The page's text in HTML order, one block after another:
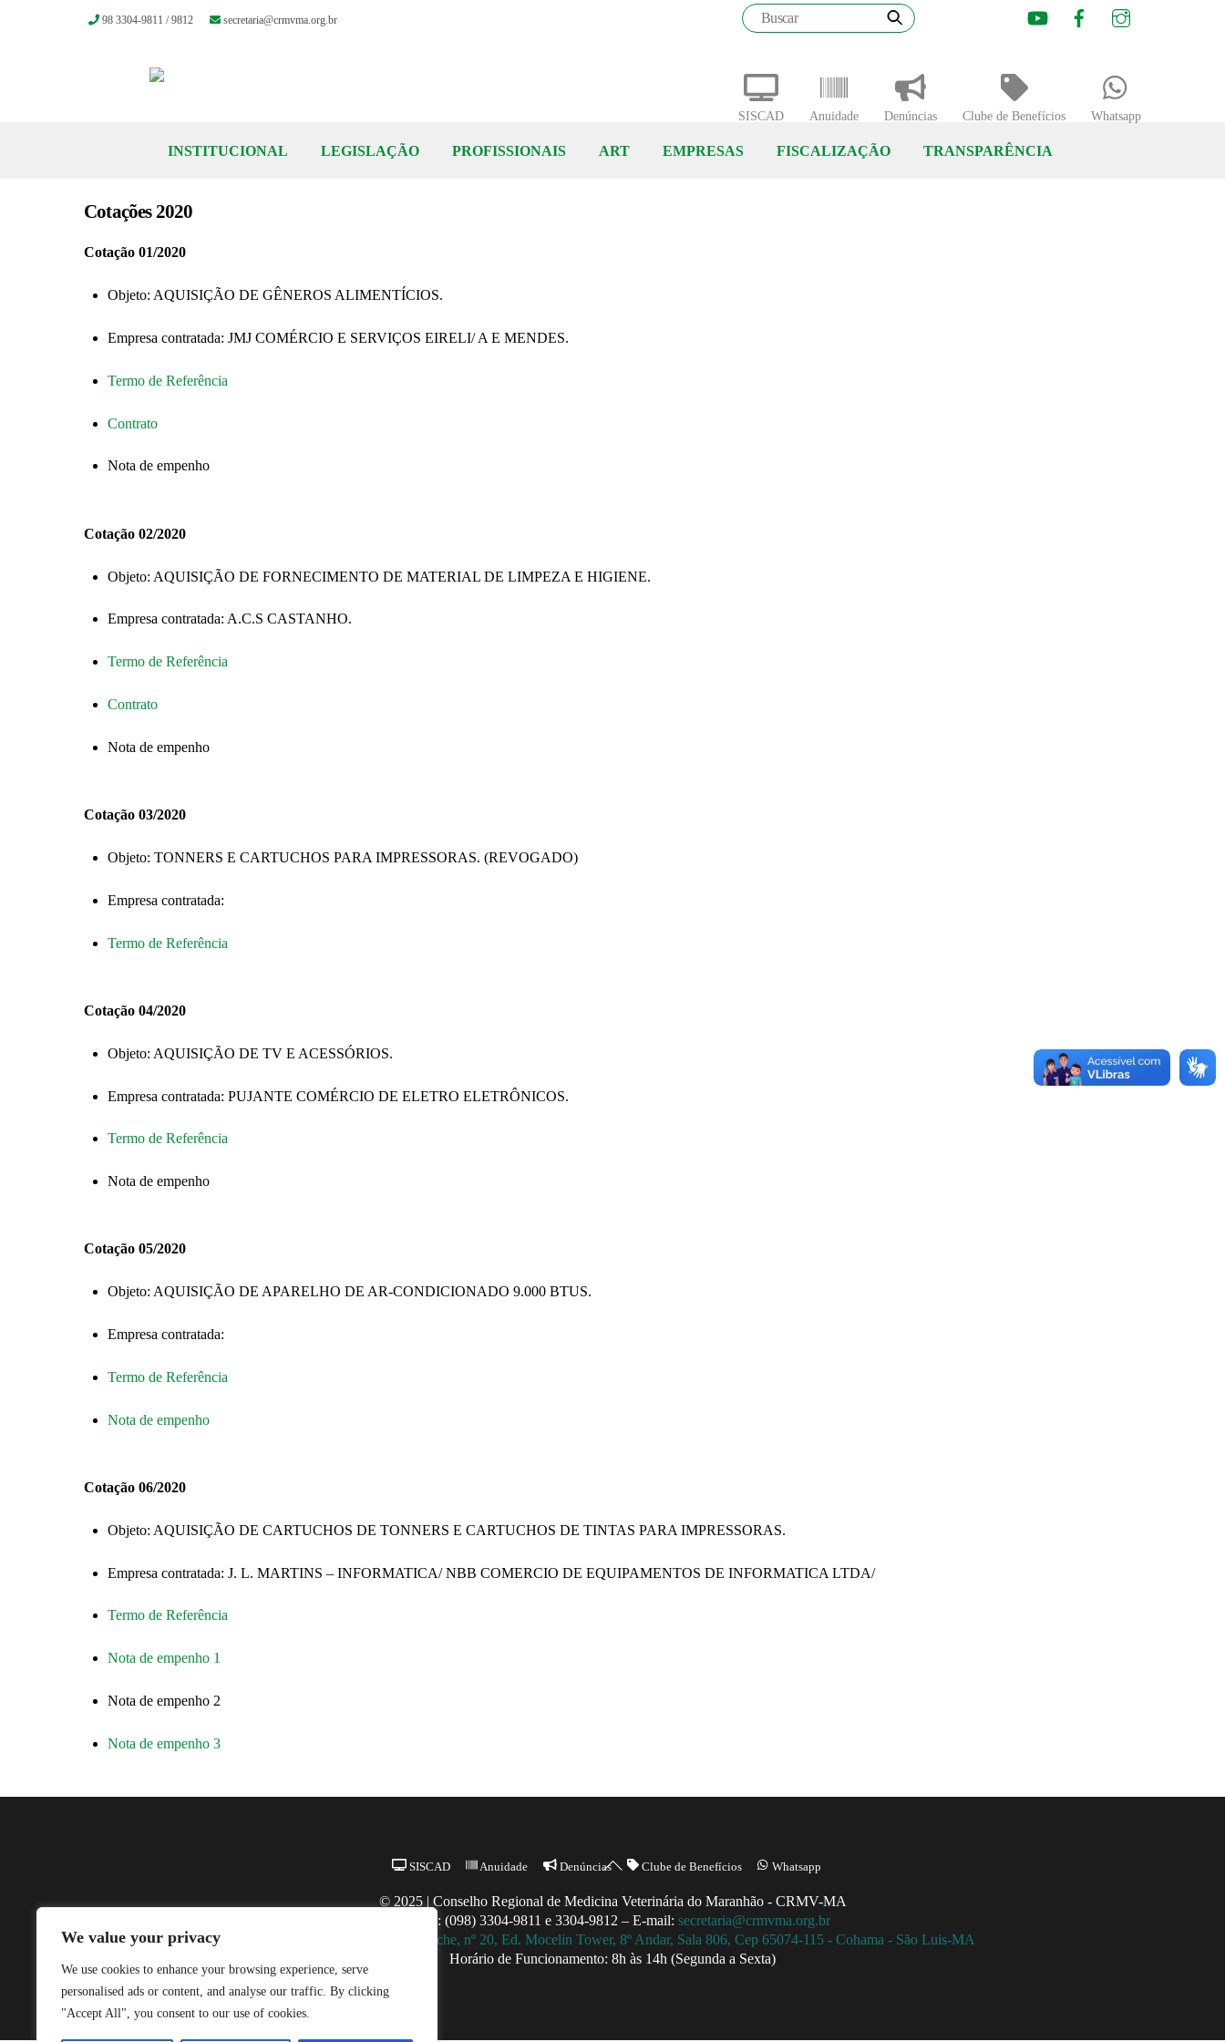
We value your privacy
We use cookies to enhance your browsing experience, serve
personalised ads or content, and analyse our traffic. By clicking
"Accept All", you consent to our use of cookies.
INSTITUCIONAL LEGISLAÇÃO PROFISSIONAIS ART EMPRESAS FISCALIZAÇÃO TRANSPARÊNCIA
SISCAD Anuidade Denúncias Clube de Benefícios Whatsapp
98 3304-9811 / 9812 secretaria@crmvma.org.br
Youtube Facebook
Cotações 2020
Cotação 01/2020
Objeto: AQUISIÇÃO DE GÊNEROS ALIMENTÍCIOS.
Empresa contratada: JMJ COMÉRCIO E SERVIÇOS EIRELI/ A E MENDES.
Termo de Referência
Contrato
Nota de empenho
Cotação 02/2020
Objeto: AQUISIÇÃO DE FORNECIMENTO DE MATERIAL DE LIMPEZA E HIGIENE.
Empresa contratada: A.C.S CASTANHO.
Termo de Referência
Contrato
Nota de empenho
Cotação 03/2020
Objeto: TONNERS E CARTUCHOS PARA IMPRESSORAS. (REVOGADO)
Empresa contratada:
Termo de Referência
Cotação 04/2020
Objeto: AQUISIÇÃO DE TV E ACESSÓRIOS.
Empresa contratada: PUJANTE COMÉRCIO DE ELETRO ELETRÔNICOS.
Termo de Referência
Nota de empenho
Cotação 05/2020
Objeto: AQUISIÇÃO DE APARELHO DE AR-CONDICIONADO 9.000 BTUS.
Empresa contratada:
Termo de Referência
Nota de empenho
Cotação 06/2020
Objeto: AQUISIÇÃO DE CARTUCHOS DE TONNERS E CARTUCHOS DE TINTAS PARA IMPRESSORAS.
Empresa contratada: J. L. MARTINS – INFORMATICA/ NBB COMERCIO DE EQUIPAMENTOS DE INFORMATICA LTDA/
Termo de Referência
Nota de empenho 1
Nota de empenho 2
Nota de empenho 3
Back
Top
SISCAD Anuidade Denúncias Clube de Benefícios Whatsapp
© 2025 | Conselho Regional de Medicina Veterinária do Maranhão - CRMV-MA
Contato: (098) 3304-9811 e 3304-9812 – E-mail: secretaria@crmvma.org.br
Av. Daniel de La Touche, nº 20, Ed. Mocelin Tower, 8º Andar, Sala 806, Cep 65074-115 - Cohama - São Luis-MA
Horário de Funcionamento: 8h às 14h (Segunda a Sexta)